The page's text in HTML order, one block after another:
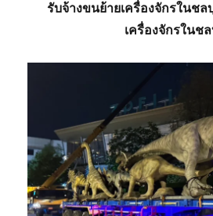
รับจ้างขนย้ายเครื่องจักรในชล
เครื่องจักรในช